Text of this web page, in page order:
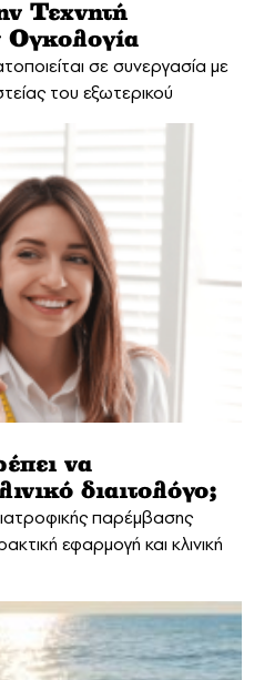
Τεχνητή
Ογκολογία
σε συνεργασία με
του εξωτερικού
να
διαιτολόγο;
παρέμβασης
εφαρμογή και κλινική